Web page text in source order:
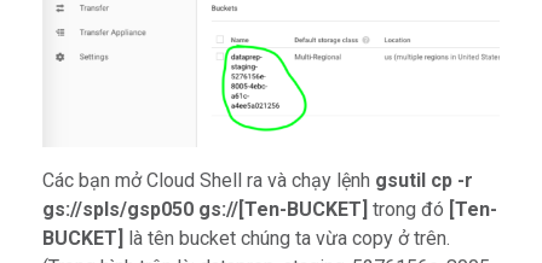
Các bạn mở Cloud Shell ra và chạy lệnh gsutil cp -r
gs://spls/gsp050 gs://[Ten-BUCKET] trong đó [Ten-
BUCKET]
là tên bucket chúng ta vừa copy ở trên.